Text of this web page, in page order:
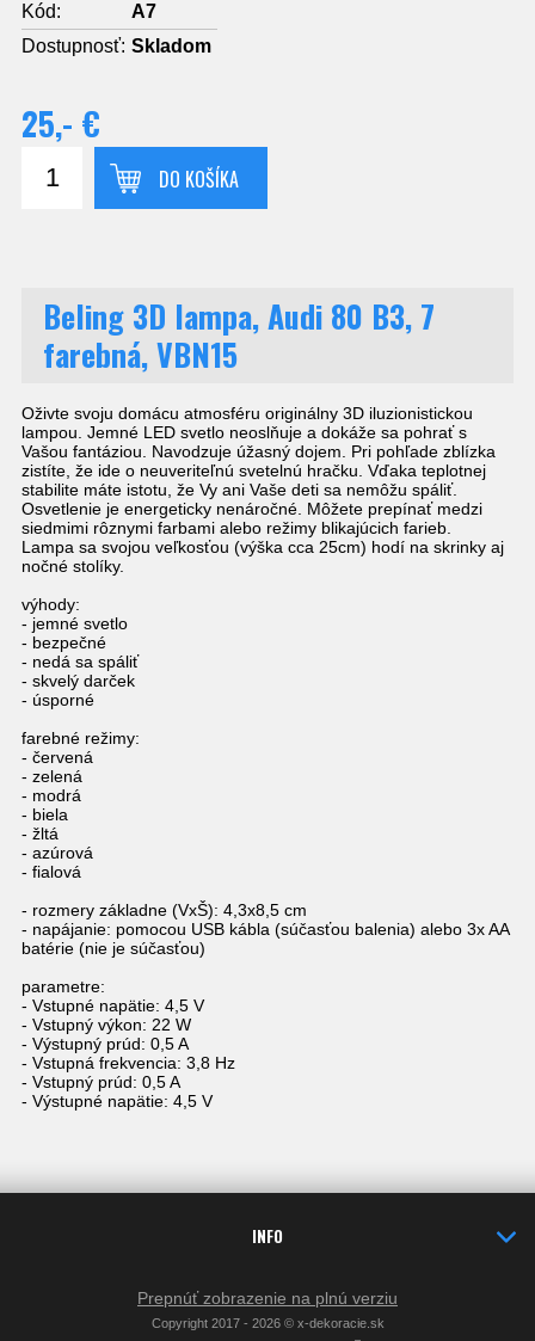
Kód:
A7
Dostupnosť: Skladom
25,- €
DO KOŠÍKA
Beling 3D lampa, Audi 80 B3, 7
farebná, VBN15
Oživte svoju domácu atmosféru originálny 3D iluzionistickou
lampou. Jemné LED svetlo neoslňuje a dokáže sa pohrať s
Vašou fantáziou. Navodzuje úžasný dojem. Pri pohľade zblízka
zistíte, že ide o neuveriteľnú svetelnú hračku. Vďaka teplotnej
stabilite máte istotu, že Vy ani Vaše deti sa nemôžu spáliť.
Osvetlenie je energeticky nenáročné. Môžete prepínať medzi
siedmimi rôznymi farbami alebo režimy blikajúcich farieb.
Lampa sa svojou veľkosťou (výška cca 25cm) hodí na skrinky aj
nočné stolíky.
výhody:
- jemné svetlo
- bezpečné
- nedá sa spáliť
- skvelý darček
- úsporné
farebné režimy:
- červená
- zelená
- modrá
- biela
- žltá
- azúrová
- fialová
- rozmery základne (VxŠ): 4,3x8,5 cm
- napájanie: pomocou USB kábla (súčasťou balenia) alebo 3x AA
batérie (nie je súčasťou)
parametre:
- Vstupné napätie: 4,5 V
- Vstupný výkon: 22 W
- Výstupný prúd: 0,5 A
- Vstupná frekvencia: 3,8 Hz
- Vstupný prúd: 0,5 A
- Výstupné napätie: 4,5 V
INFO
Prepnúť zobrazenie na plnú verziu
Copyright 2017 - 2026 © x-dekoracie.sk